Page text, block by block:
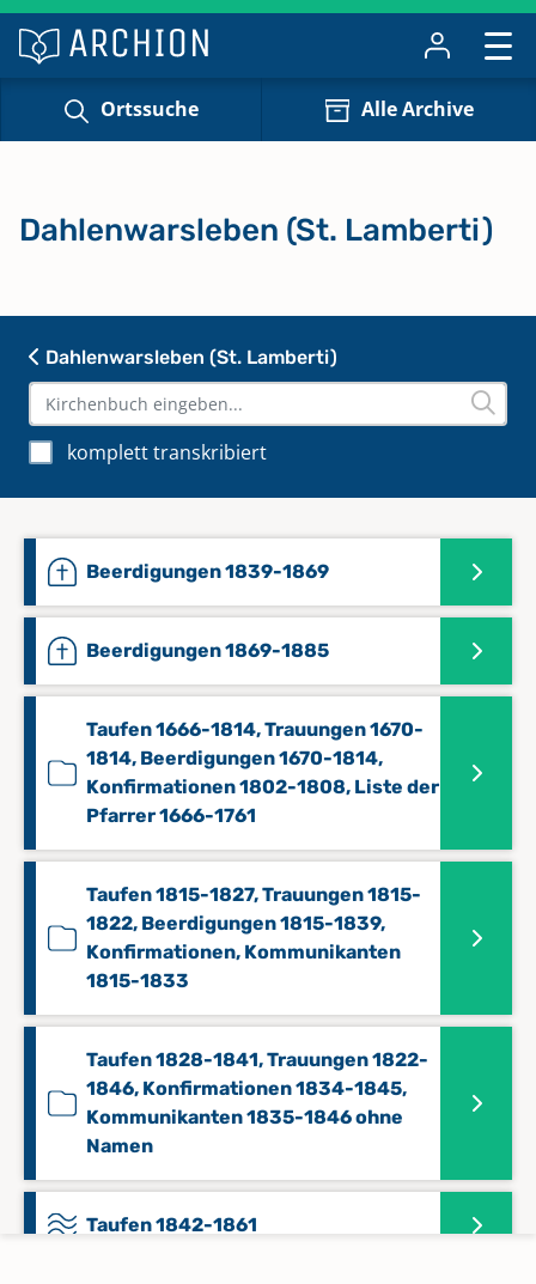
Ortssuche Alle Archive
Dahlenwarsleben (St. Lamberti)
komplett transkribiert
Beerdigungen 1839-1869
Beerdigungen 1869-1885
Taufen 1666-1814, Trauungen 1670-
1814, Beerdigungen 1670-1814,
Konfirmationen 1802-1808, Liste der
Pfarrer 1666-1761
Taufen 1815-1827, Trauungen 1815-
1822, Beerdigungen 1815-1839,
Konfirmationen, Kommunikanten
1815-1833
Taufen 1828-1841, Trauungen 1822-
1846, Konfirmationen 1834-1845,
Kommunikanten 1835-1846 ohne
Namen
Taufen 1842-1861
Dahlenwarsleben (St. Lamberti)